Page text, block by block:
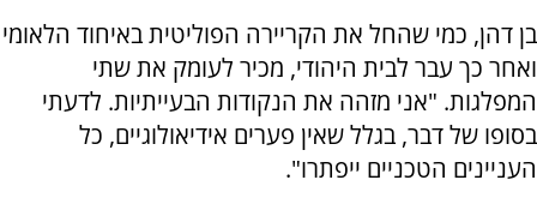
בן דהן, כמי שהחל את הקריירה הפוליטית באיחוד הלאומי
ואחר כך עבר לבית היהודי, מכיר לעומק את שתי
המפלגות. "אני מזהה את הנקודות הבעייתיות. לדעתי
בסופו של דבר, בגלל שאין פערים אידיאולוגיים, כל
העניינים הטכניים ייפתרו".